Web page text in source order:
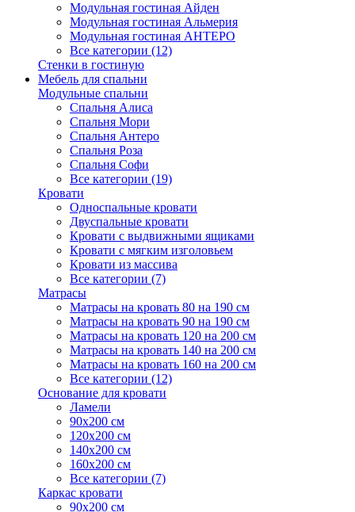
Модульная гостиная Айден
Модульная гостиная Альмерия
Модульная гостиная АНТЕРО
Все категории (12)
Стенки в гостиную
Мебель для спальни
Модульные спальни
Спальня Алиса
Спальня Мори
Спальня Антеро
Спальня Роза
Спальня Софи
Все категории (19)
Кровати
Односпальные кровати
Двуспальные кровати
Кровати с выдвижными ящиками
Кровати с мягким изголовьем
Кровати из массива
Все категории (7)
Матрасы
Матрасы на кровать 80 на 190 см
Матрасы на кровать 90 на 190 см
Матрасы на кровать 120 на 200 см
Матрасы на кровать 140 на 200 см
Матрасы на кровать 160 на 200 см
Все категории (12)
Основание для кровати
Ламели
90х200 см
120х200 см
140х200 см
160х200 см
Все категории (7)
Каркас кровати
90х200 см